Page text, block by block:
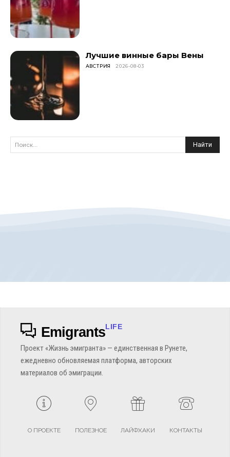
Лучшие винные бары Вены
АВСТРИЯ 2026-08-03
Поиск... Найти
EmigrantsLIFE
Проект «Жизнь эмигранта» — единственная в Рунете,
ежедневно обновляемая платформа, авторских
материалов об эмиграции.
О ПРОЕКТЕ ПОЛЕЗНОЕ ЛАЙФХАКИ КОНТАКТЫ